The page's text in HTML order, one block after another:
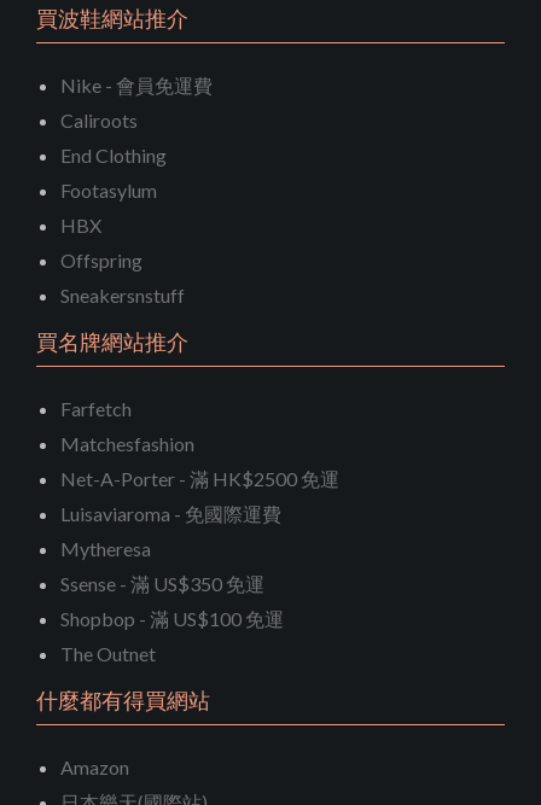
買波鞋網站推介
Nike - 會員免運費
Caliroots
End Clothing
Footasylum
HBX
Offspring
Sneakersnstuff
買名牌網站推介
Farfetch
Matchesfashion
Net-A-Porter - 滿 HK$2500 免運
Luisaviaroma - 免國際運費
Mytheresa
Ssense - 滿 US$350 免運
Shopbop - 滿 US$100 免運
The Outnet
什麼都有得買網站
Amazon